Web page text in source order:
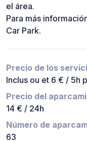
el área.
Para más
Car Park.
Precio de los
Inclus ou et 6 € / 5h
Precio del
14 € / 24h
Número de
63